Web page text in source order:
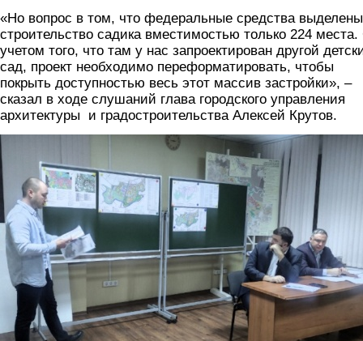
«Но вопрос в том, что федеральные средства
строительство садика вместимостью только 224
учетом того, что там у нас запроектирован другой
сад, проект необходимо переформатировать, чтобы
покрыть доступностью весь этот массив застройки», –
сказал в ходе слушаний глава городского управления
архитектуры и градостроительства Алексей Крутов.
11.jpg